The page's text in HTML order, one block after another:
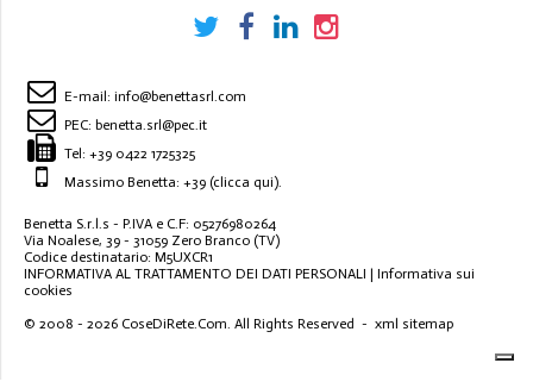
E-mail: info@benettasrl.com
PEC: benetta.srl@pec.it
Tel: +39 0422 1725325
Massimo Benetta: +39 (clicca qui).
Benetta S.r.l.s - P.IVA e C.F: 05276980264
Via Noalese, 39 - 31059 Zero Branco (TV)
Codice destinatario: M5UXCR1
INFORMATIVA AL TRATTAMENTO DEI DATI PERSONALI | Informativa sui
cookies
© 2008 - 2026 CoseDiRete.Com. All Rights Reserved - xml sitemap